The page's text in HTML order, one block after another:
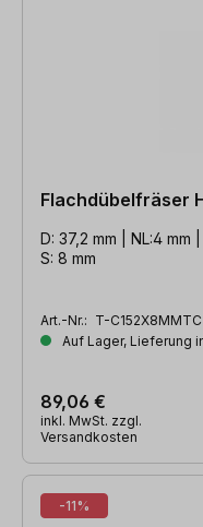
Flachdübelfräser
D: 37,2 mm | NL:4 mm |
S: 8 mm
Art.-Nr.: T-C152X8MMTC
Auf Lager, Lieferung
89,06 €
inkl. MwSt. zzgl.
Versandkosten
-11%